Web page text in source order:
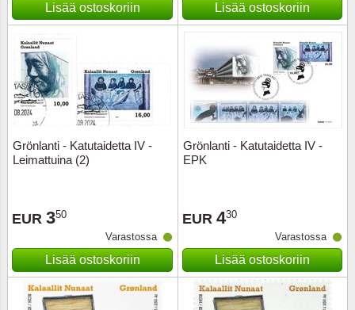
Lisää ostoskoriin Lisää ostoskoriin
Grönlanti - Katutaidetta IV -
Leimattuina (2)
EUR 350
Varastossa
Lisää ostoskoriin
Grönlanti - Katutaidetta IV -
EPK
EUR 430
Varastossa
Lisää ostoskoriin
Partio
Musiiki
Etelä-
Hollanti
Itä-
Itävalta